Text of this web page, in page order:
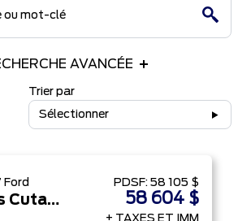
AVANCÉE
Trier par
Sélectionner
Ford
E-Series Cutaway
PDSF: 58 105 $
58 604 $
+ TAXES ET IMM